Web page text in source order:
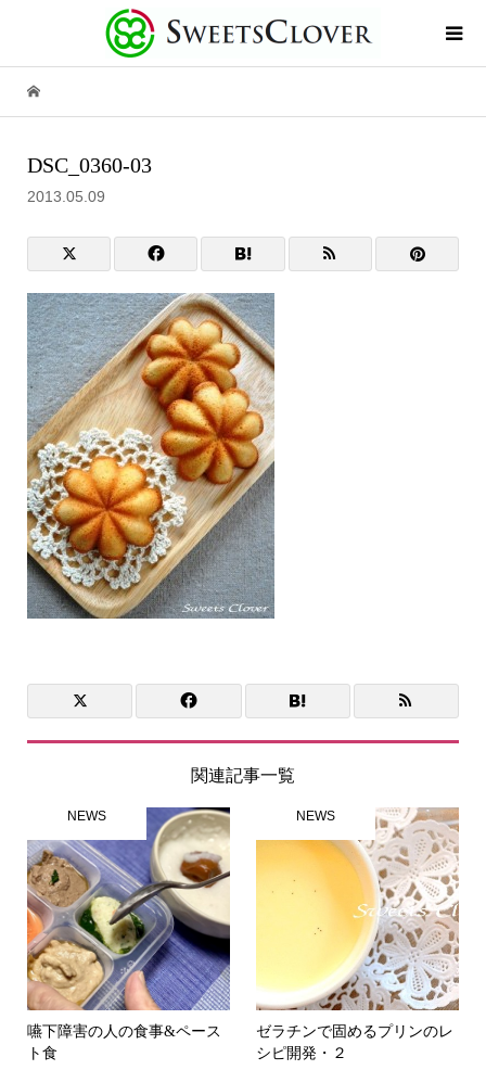
DSC_0360-03
2013.05.09
関連記事一覧
NEWS
嚥下障害の人の食事&ペース
ト食
NEWS
ゼラチンで固めるプリンのレ
シピ開発・２